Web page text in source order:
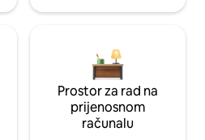
Prostor za rad na
prijenosnom
računalu